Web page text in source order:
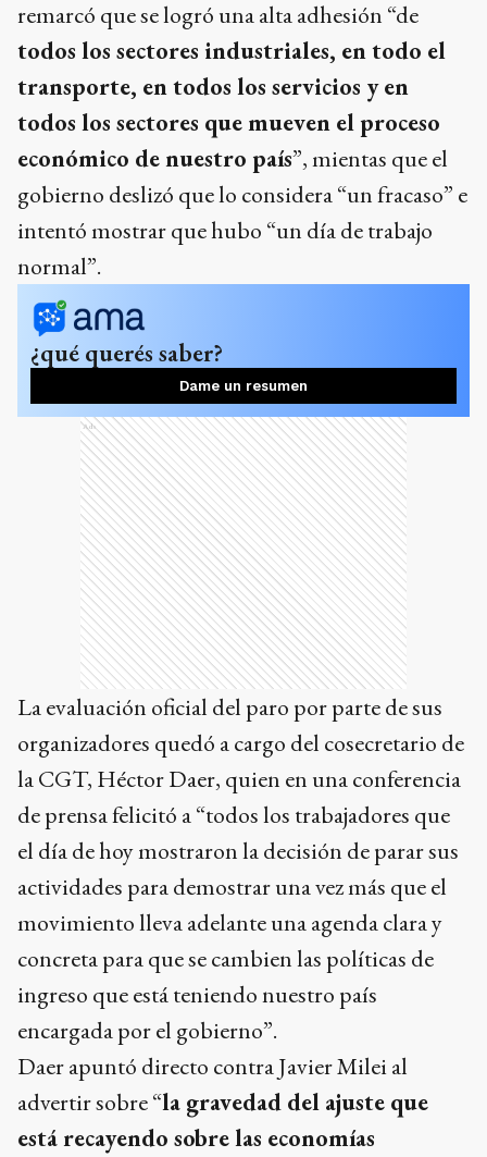
remarcó que se logró una alta adhesión “de
todos los sectores industriales, en todo el
transporte, en todos los servicios y en
todos los sectores que mueven el proceso
económico de nuestro país”, mientas que el
gobierno deslizó que lo considera “un fracaso” e
intentó mostrar que hubo “un día de trabajo
normal”.
¿qué querés saber?
Dame un resumen
Ads
La evaluación oficial del paro por parte de sus
organizadores quedó a cargo del cosecretario de
la CGT, Héctor Daer, quien en una conferencia
de prensa felicitó a “todos los trabajadores que
el día de hoy mostraron la decisión de parar sus
actividades para demostrar una vez más que el
movimiento lleva adelante una agenda clara y
concreta para que se cambien las políticas de
ingreso que está teniendo nuestro país
encargada por el gobierno”.
Daer apuntó directo contra Javier Milei al
advertir sobre “la gravedad del ajuste que
está recayendo sobre las economías